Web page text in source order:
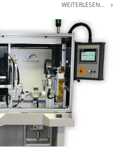
WEITERLESEN...